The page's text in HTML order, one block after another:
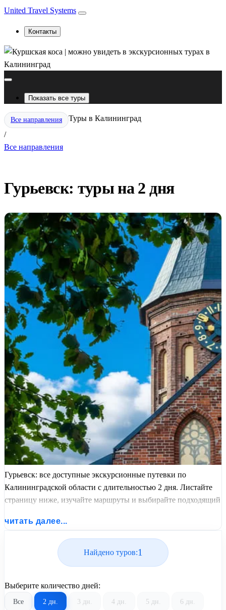
United Travel Systems
Контакты
Показать все туры
Все направления
/
Туры в Калининград
Все направления
Гурьевск: туры на 2 дня
Гурьевск: все доступные экскурсионные путевки по
Калининградской области с длительностью 2 дня. Листайте
страницу ниже, изучайте маршруты и выбирайте подходящий
от United Travel Systems.
читать далее...
Найдено туров:1
Выберите количество дней:
Все 2 дн. 3 дн. 4 дн. 5 дн. 6 дн.